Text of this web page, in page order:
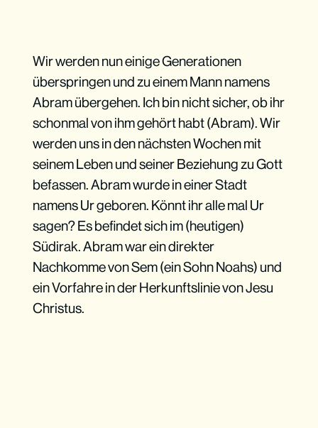
Wir werden nun einige Generationen
überspringen und zu einem Mann namens
Abram übergehen. Ich bin nicht sicher, ob ihr
schonmal von ihm gehört habt (Abram). Wir
werden uns in den nächsten Wochen mit
seinem Leben und seiner Beziehung zu Gott
befassen. Abram wurde in einer Stadt
namens Ur geboren. Könnt ihr alle mal Ur
sagen? Es befindet sich im (heutigen)
Südirak. Abram war ein direkter
Nachkomme von Sem (ein Sohn Noahs) und
ein Vorfahre in der Herkunftslinie von Jesu
Christus.